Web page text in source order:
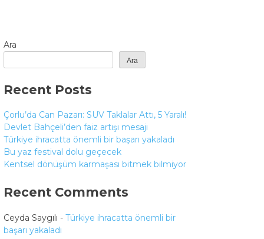
Ara
Ara
Recent Posts
Çorlu’da Can Pazarı: SUV Taklalar Attı, 5 Yaralı!
Devlet Bahçeli’den faiz artışı mesajı
Türkiye ihracatta önemli bir başarı yakaladı
Bu yaz festival dolu geçecek
Kentsel dönüşüm karmaşası bitmek bilmiyor
Recent Comments
Ceyda Saygılı - Türkiye ihracatta önemli bir
başarı yakaladı